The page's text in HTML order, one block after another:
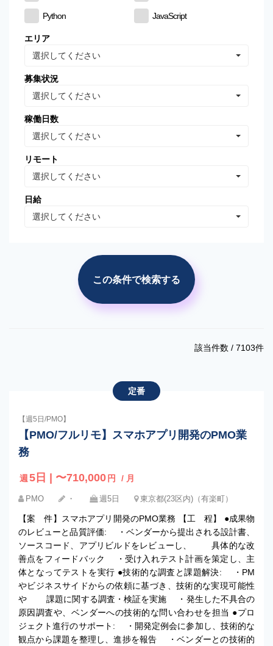
Python JavaScript
CSS
MySQL
Oracle Database
Linux
VB.NET
WordPress
市場調査・分析 競合調査・分析
エリア
選択してください
募集状況
選択してください
稼働日数
選択してください
リモート
選択してください
日給
選択してください
この条件で検索する
該当件数 / 7103件
定番
【週5日/PMO】
【PMO/フルリモ】スマホアプリ開発のPMO業
務
週 5日 | 〜710,000 円 / 月
PMO ・ 週5日 東京都(23区内)（有楽町）
【案 件】スマホアプリ開発のPMO業務 【工 程】 ●成果物
のレビューと品質評価: ・ベンダーから提出される設計書、
ソースコード、アプリビルドをレビューし、 具体的な改
善点をフィードバック ・受け入れテスト計画を策定し、主
体となってテストを実行 ●技術的な調査と課題解決: ・PM
やビジネスサイドからの依頼に基づき、技術的な実現可能性
や 課題に関する調査・検証を実施 ・発生した不具合の
原因調査や、ベンダーへの技術的な問い合わせを担当 ●プロ
ジェクト進行のサポート: ・開発定例会に参加し、技術的な
観点から課題を整理し、進捗を報告 ・ベンダーとの技術的